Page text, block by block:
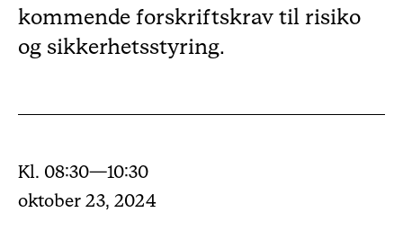
kommende forskriftskrav til risiko
og sikkerhetsstyring.
Kl. 08:30—10:30
oktober 23, 2024